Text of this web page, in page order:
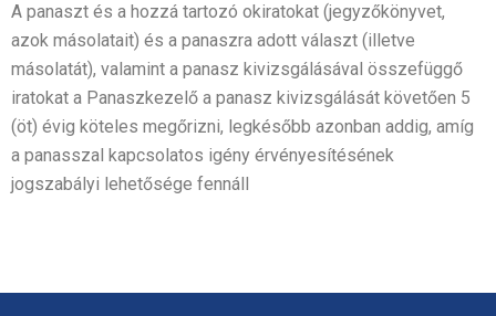
A panaszt és a hozzá tartozó okiratokat (jegyzőkönyvet,
azok másolatait) és a panaszra adott választ (illetve
másolatát), valamint a panasz kivizsgálásával összefüggő
iratokat a Panaszkezelő a panasz kivizsgálását követően 5
(öt) évig köteles megőrizni, legkésőbb azonban addig, amíg
a panasszal kapcsolatos igény érvényesítésének
jogszabályi lehetősége fennáll